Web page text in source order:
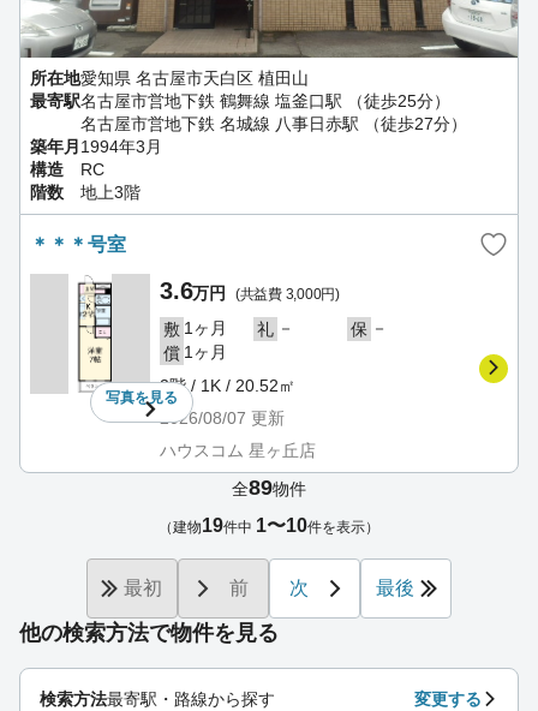
所在地愛知県 名古屋市天白区 植田山
最寄駅名古屋市営地下鉄 鶴舞線 塩釜口駅 （徒歩25分）
名古屋市営地下鉄 名城線 八事日赤駅 （徒歩27分）
築年月 1994年3月
構造
RC
階数
地上3階
＊＊＊号室
写真を見る
3.6万円 (共益費 3,000円)
敷 1ヶ月 礼 － 保 －
償 1ヶ月
2階 / 1K / 20.52㎡
2026/08/07 更新
ハウスコム 星ヶ丘店
他の検索方法で物件を見る
検索方法最寄駅・路線から探す 変更する
全89物件
（建物19件中 1〜10件を表示）
最初 前 次 最後